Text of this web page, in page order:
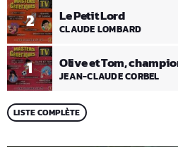
1 Olive et Tom,
JEAN-CLAUDE CORBEL
2 Le Petit Lord
CLAUDE LOMBARD
LISTE COMPLÈTE